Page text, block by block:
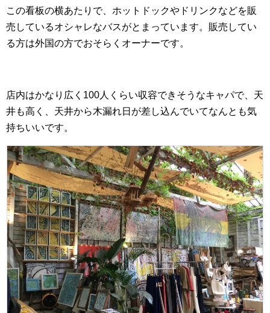
この看板の横あたりで、ホットドックやドリンクなどを販
売しているオシャレなバスがとまっています。販売してい
る方は外国の方でおそらくオーナーです。
店内はかなり広く100人くらい収容できそうなキャパで、天
井も高く、天井から木漏れ日が差し込んでいてなんとも気
持ちいいです。